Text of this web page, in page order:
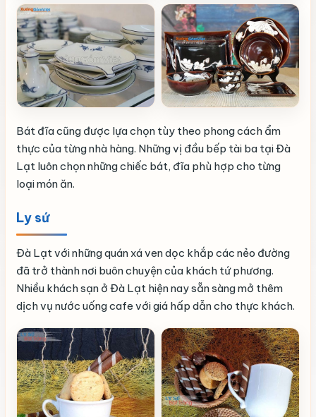
Bát đĩa cũng được lựa chọn tùy theo phong cách ẩm
thực của từng nhà hàng. Những vị đầu bếp tài ba tại Đà
Lạt luôn chọn những chiếc bát, đĩa phù hợp cho từng
loại món ăn.
Ly sứ
Đà Lạt với những quán xá ven dọc khắp các nẻo đường
đã trở thành nơi buôn chuyện của khách tứ phương.
Nhiều khách sạn ở Đà Lạt hiện nay sẵn sàng mở thêm
dịch vụ nước uống cafe với giá hấp dẫn cho thực khách.